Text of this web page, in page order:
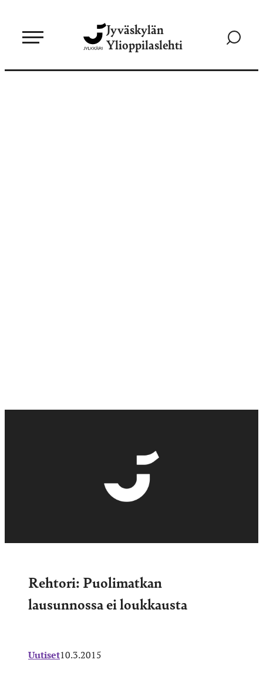
sisältöön
Jyväskylän
Ylioppilaslehti
Siirry
Rehtori: Puolimatkan
lausunnossa ei loukkausta
Uutiset10.3.2015